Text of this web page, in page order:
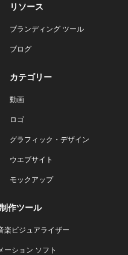
リソース
ブランディング ツール
ブログ
カテゴリー
動画
ロゴ
グラフィック・デザイン
ウエブサイト
モックアップ
作ツール
楽ビジュアライザー
ーション ソフト